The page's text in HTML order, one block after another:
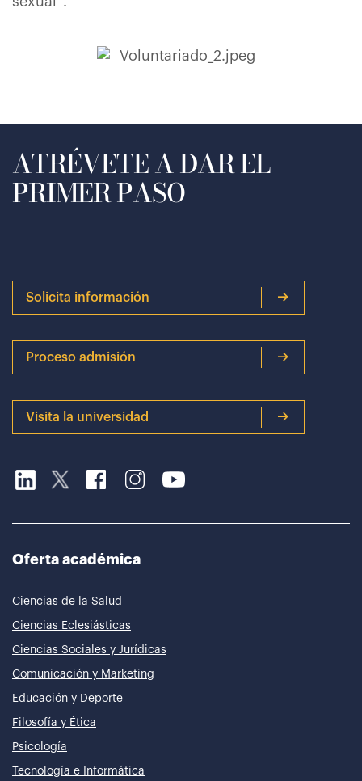
ATRÉVETE A DAR EL
PRIMER PASO
Solicita información
Proceso admisión
Visita la universidad
Oferta académica
Ciencias de la Salud
Ciencias Eclesiásticas
Ciencias Sociales y Jurídicas
Comunicación y Marketing
Educación y Deporte
Filosofía y Ética
Psicología
Tecnología e Informática